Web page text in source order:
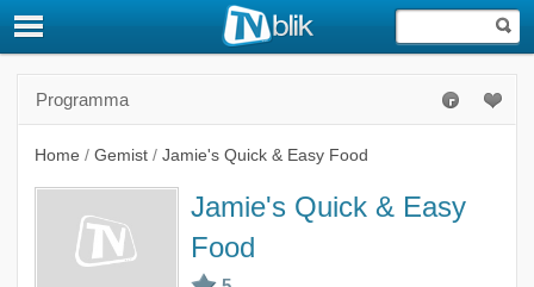
Programma
Home / Gemist / Jamie's Quick & Easy Food
Jamie's Quick & Easy
Food